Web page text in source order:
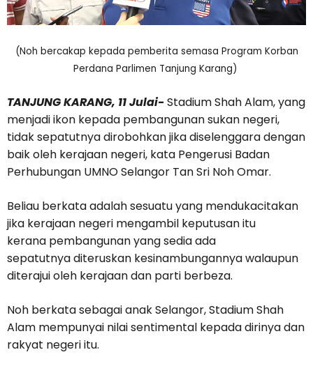
(Noh bercakap kepada pemberita semasa Program Korban
Perdana Parlimen Tanjung Karang)
TANJUNG KARANG, 11 Julai-Stadium Shah Alam, yang
menjadi ikon kepada pembangunan sukan negeri,
tidak sepatutnya dirobohkan jika diselenggara dengan
baik oleh kerajaan negeri, kata Pengerusi Badan
Perhubungan UMNO Selangor Tan Sri Noh Omar.
Beliau berkata adalah sesuatu yang mendukacitakan
jika kerajaan negeri mengambil keputusan itu
kerana pembangunan yang sedia ada
sepatutnya diteruskan kesinambungannya walaupun
diterajui oleh kerajaan dan parti berbeza.
Noh berkata sebagai anak Selangor, Stadium Shah
Alam mempunyai nilai sentimental kepada dirinya dan
rakyat negeri itu.